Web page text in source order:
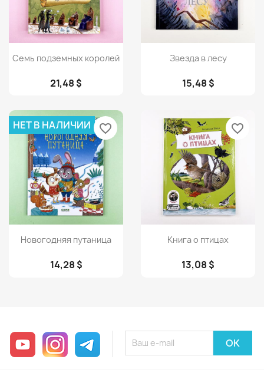
Просмотр
Семь подземных королей
21,48 $
Просмотр
Звезда в лесу
15,48 $
Просмотр
Новогодняя путаница
14,28 $
НЕТ В НАЛИЧИИ favorite_border
Просмотр
Книга о птицах
13,08 $
favorite_border
YouTube InstagramTelegram